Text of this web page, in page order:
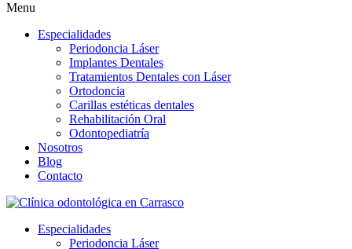
Menu
Especialidades
Periodoncia Láser
Implantes Dentales
Tratamientos Dentales con Láser
Ortodoncia
Carillas estéticas dentales
Rehabilitación Oral
Odontopediatría
Nosotros
Blog
Contacto
Especialidades
Periodoncia Láser